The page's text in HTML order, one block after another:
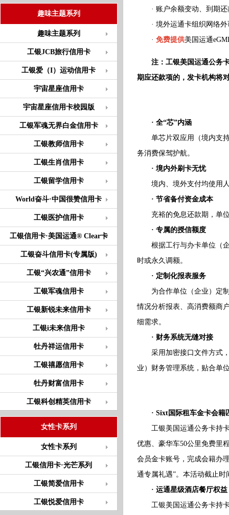
趣味主题系列
趣味主题系列
工银JCB旅行信用卡
工银爱（I）运动信用卡
宇宙星座信用卡
宇宙星座信用卡校园版
工银军魂无界白金信用卡
工银教师信用卡
工银生肖信用卡
工银留学信用卡
World奋斗·中国很赞信用卡
工银医护信用卡
工银信用卡·美国运通® Clear卡
工银奋斗信用卡(专属版)
工银“兴农通”信用卡
工银军魂信用卡
工银新锐未来信用卡
工银i未来信用卡
牡丹祥运信用卡
工银禧愿信用卡
牡丹财富信用卡
工银科创精英信用卡
女性卡系列
女性卡系列
工银信用卡·光芒系列
工银简爱信用卡
工银悦爱信用卡
· 账户余额变动、到期还
· 境外运通卡组织网络外
· 免费提供美国运通
注：工银美国运通公务卡
期应还款项的，发卡机构将
· 全“芯”内涵
单芯片双应用（境内支持
务消费保驾护航。
· 境内外刷卡无忧
境内、境外支付均使用人
· 节省备付资金成本
充裕的免息还款期，单位
· 专属的授信额度
根据工行与办卡单位（企
时或永久调额。
· 定制化报表服务
为合作单位（企业）定制
情况分析报表、高消费额商
细需求。
· 财务系统无缝对接
采用加密接口文件方式，
业）财务管理系统，贴合单
· Sixt国际租车金卡会籍
工银美国运通公务卡持卡
优惠、豪华车50公里免费里
会员金卡账号，完成会籍办
通专属礼遇”。本活动截止时
· 运通星级酒店餐厅权益
工银美国运通公务卡持卡